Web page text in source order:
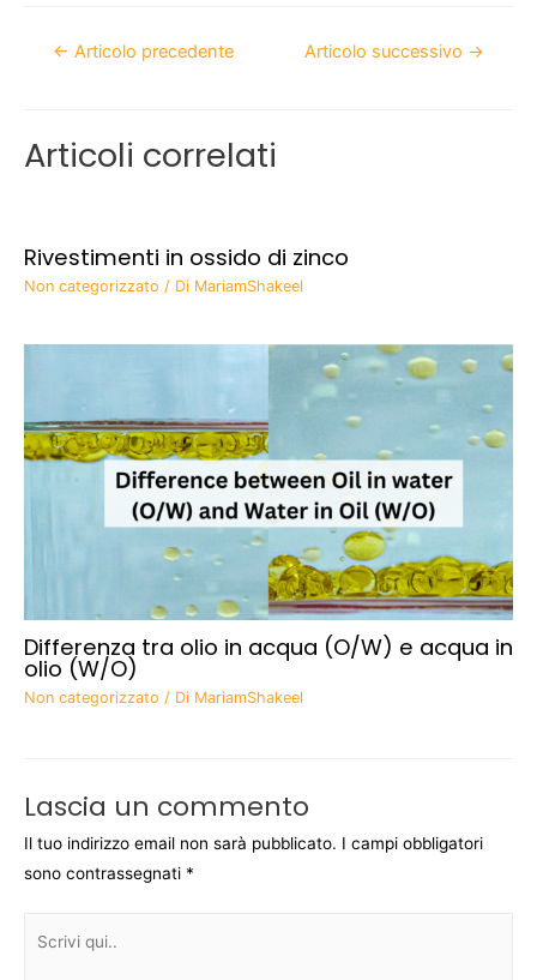
← Articolo precedente Articolo successivo →
Articoli correlati
Rivestimenti in ossido di zinco
Non categorizzato / Di MariamShakeel
Differenza tra olio in acqua (O/W) e acqua in
olio (W/O)
Non categorizzato / Di MariamShakeel
Lascia un commento
Il tuo indirizzo email non sarà pubblicato. I campi obbligatori
sono contrassegnati *